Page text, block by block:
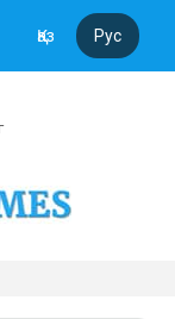
Қаз Рус